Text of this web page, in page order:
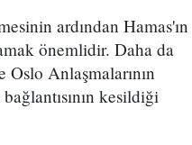
ardından Hamas'ın
önemlidir. Daha da
Anlaşmalarının
kesildiği